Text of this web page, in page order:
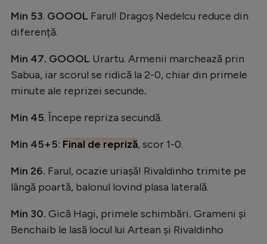
Min 53. GOOOL Farul! Dragoș Nedelcu reduce din
diferență.
Min 47. GOOOL Urartu. Armenii marchează prin
Sabua, iar scorul se ridică la 2-0, chiar din primele
minute ale reprizei secunde.
Min 45. Începe repriza secundă.
Min 45+5: Final de repriză, scor 1-0.
Min 26. Farul, ocazie uriașă! Rivaldinho trimite pe
lângă poartă, balonul lovind plasa laterală.
Min 30. Gică Hagi, primele schimbări. Grameni și
Benchaib le lasă locul lui Artean și Rivaldinho